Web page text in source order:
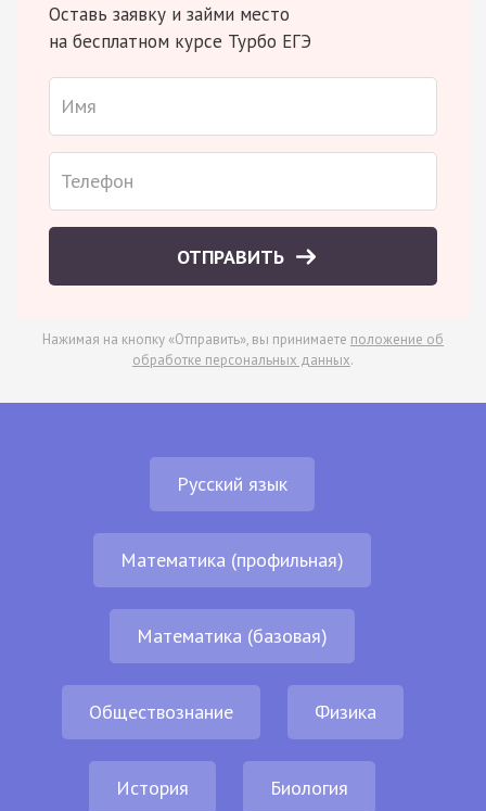
Оставь заявку и займи место
на бесплатном курсе Турбо ЕГЭ
ОТПРАВИТЬ
Нажимая на кнопку «Отправить», вы принимаете положение об
обработке персональных данных.
Русский язык
Математика (профильная)
Математика (базовая)
Обществознание Физика
История Биология